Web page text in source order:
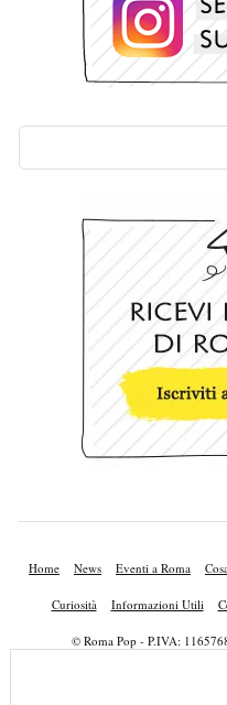
Home News Eventi a Roma
Curiosità Informazioni Utili
© Roma Pop - P.IVA: